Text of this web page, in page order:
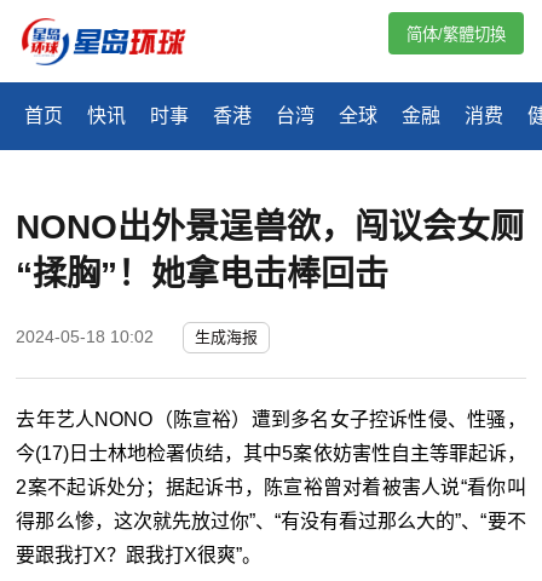
首页 快讯 时事 香港 台湾 全球 金融 消费
简体/繁體切換
NONO出外景逞兽欲，闯议会女厕
“揉胸”！她拿电击棒回击
2024-05-18 10:02 生成海报
去年艺人NONO（陈宣裕）遭到多名女子控诉性侵、性骚，
今(17)日士林地检署侦结，其中5案依妨害性自主等罪起诉，
2案不起诉处分；据起诉书，陈宣裕曾对着被害人说“看你叫
得那么惨，这次就先放过你”、“有没有看过那么大的”、“要不
要跟我打X？跟我打X很爽”。